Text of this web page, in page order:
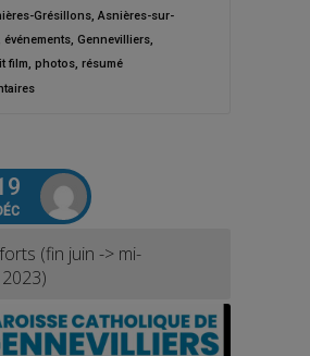
Grésillons, Asnières-sur-
événements, Gennevilliers,
film photos, résumé
(fin juin -> mi-